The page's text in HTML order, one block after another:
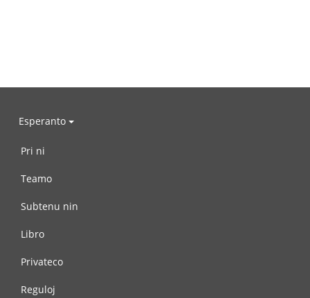
Esperanto
Pri ni
Teamo
Subtenu nin
Libro
Privateco
Reguloj